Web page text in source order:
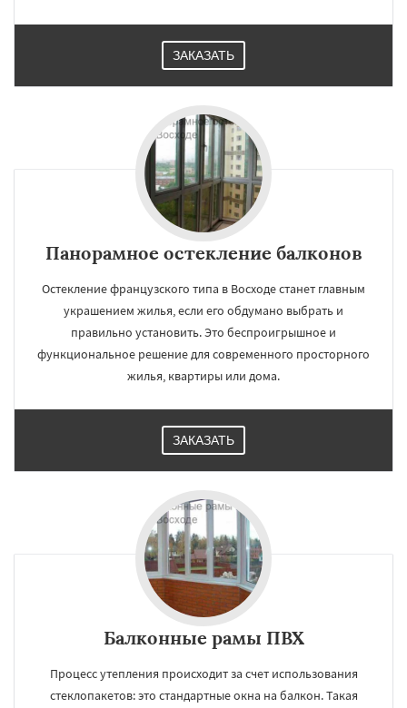
ЗАКАЗАТЬ
Панорамное остекление балконов
Остекление французского типа в Восходе станет главным
украшением жилья, если его обдумано выбрать и
правильно установить. Это беспроигрышное и
функциональное решение для современного просторного
жилья, квартиры или дома.
ЗАКАЗАТЬ
Балконные рамы ПВХ
Процесс утепления происходит за счет использования
стеклопакетов: это стандартные окна на балкон. Такая